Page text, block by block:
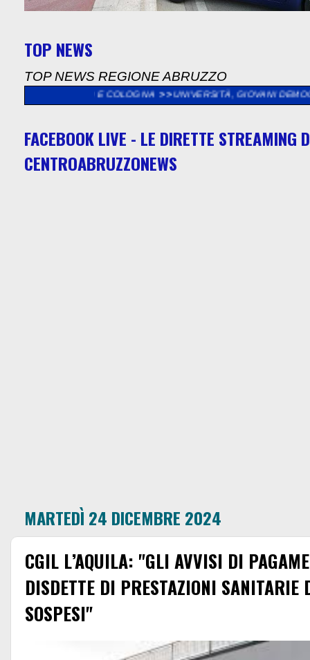
TOP NEWS
TOP NEWS REGIONE ABRUZZO
>> UNIVERSITÀ, GIOVANI DEMOCRATICI E PD:
FACEBOOK LIVE - LE DIRETTE STREAMING
CENTROABRUZZONEWS
MARTEDÌ 24 DICEMBRE 2024
CGIL L’AQUILA: "GLI AVVISI DI
DISDETTE DI PRESTAZIONI SANITARIE
SOSPESI"